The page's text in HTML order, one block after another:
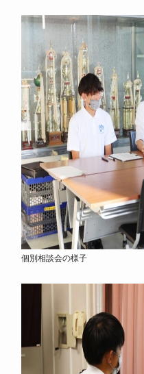
個別相談会の様子